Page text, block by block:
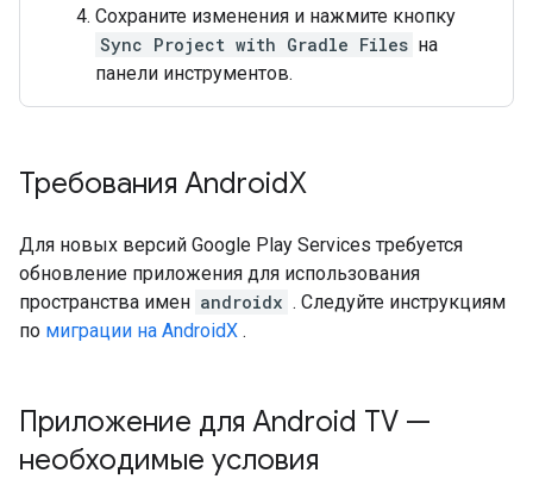
Сохраните изменения и нажмите кнопку
Sync Project with Gradle Files на
панели инструментов.
Требования AndroidX
Для новых версий Google Play Services требуется
обновление приложения для использования
пространства имен androidx . Следуйте инструкциям
по миграции на AndroidX .
Приложение для Android TV —
необходимые условия